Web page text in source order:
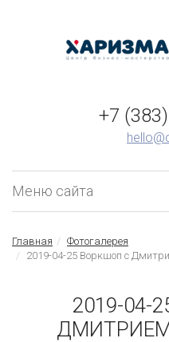
+7
Меню сайта
Главная
Фотогалерея
2019-04-25 Воркшоп с
2019-04-